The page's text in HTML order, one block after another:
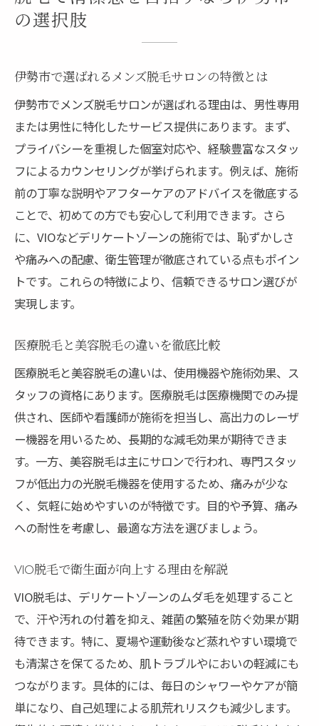
プライバシー重視の施術空間で安心脱毛を
女性スタッフ在籍サロンのメリットを解説
メンズ脱毛が初めてでも不安を軽減できる
理由
スタッフとの相性が良い脱毛サロンの選び
方
伊勢市で理想のVIO脱毛を叶えるためのガイド
伊勢市で失敗しないVIO脱毛の選び方ガイド
自分に合った脱毛サロンを見極めるコツ
口コミや評判を活用した脱毛クリニック探
し
施術前からアフターケアまでの流れを解説
清潔感と快適さを両立するVIO脱毛活用術
の選択肢
伊勢市で選ばれるメンズ脱毛サロンの特徴とは
伊勢市でメンズ脱毛サロンが選ばれる理由は、男性専用
または男性に特化したサービス提供にあります。まず、
プライバシーを重視した個室対応や、経験豊富なスタッ
フによるカウンセリングが挙げられます。例えば、施術
前の丁寧な説明やアフターケアのアドバイスを徹底する
ことで、初めての方でも安心して利用できます。さら
に、VIOなどデリケートゾーンの施術では、恥ずかしさ
や痛みへの配慮、衛生管理が徹底されている点もポイン
トです。これらの特徴により、信頼できるサロン選びが
実現します。
医療脱毛と美容脱毛の違いを徹底比較
医療脱毛と美容脱毛の違いは、使用機器や施術効果、ス
タッフの資格にあります。医療脱毛は医療機関でのみ提
供され、医師や看護師が施術を担当し、高出力のレーザ
ー機器を用いるため、長期的な減毛効果が期待できま
す。一方、美容脱毛は主にサロンで行われ、専門スタッ
フが低出力の光脱毛機器を使用するため、痛みが少な
く、気軽に始めやすいのが特徴です。目的や予算、痛み
への耐性を考慮し、最適な方法を選びましょう。
VIO脱毛で衛生面が向上する理由を解説
VIO脱毛は、デリケートゾーンのムダ毛を処理すること
で、汗や汚れの付着を抑え、雑菌の繁殖を防ぐ効果が期
待できます。特に、夏場や運動後など蒸れやすい環境で
も清潔さを保てるため、肌トラブルやにおいの軽減にも
つながります。具体的には、毎日のシャワーやケアが簡
単になり、自己処理による肌荒れリスクも減少します。